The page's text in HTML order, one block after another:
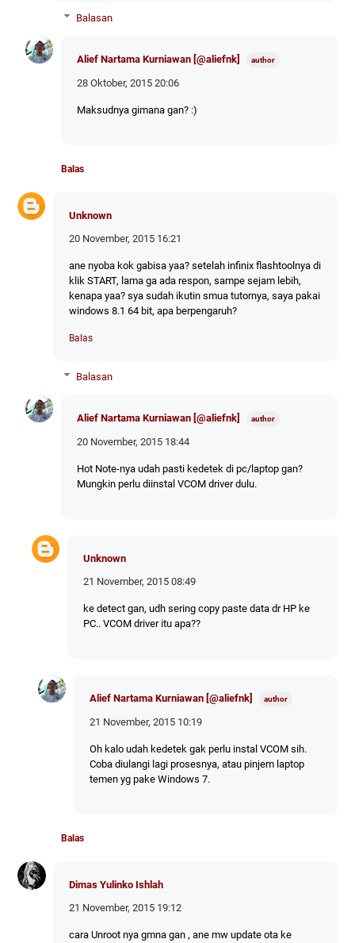
Balasan
Alief Nartama Kurniawan [@aliefnk]
28 Oktober, 2015 20:06
Maksudnya gimana gan? :)
Balas
Unknown
20 November, 2015 16:21
ane nyoba kok gabisa yaa? setelah infinix flashtoolnya di
klik START, lama ga ada respon, sampe sejam lebih,
kenapa yaa? sya sudah ikutin smua tutornya, saya pakai
windows 8.1 64 bit, apa berpengaruh?
Balas
Balasan
Alief Nartama Kurniawan [@aliefnk]
20 November, 2015 18:44
Hot Note-nya udah pasti kedetek di pc/laptop gan?
Mungkin perlu diinstal VCOM driver dulu.
Unknown
21 November, 2015 08:49
ke detect gan, udh sering copy paste data dr HP ke
PC.. VCOM driver itu apa??
Alief Nartama Kurniawan [@aliefnk]
21 November, 2015 10:19
Oh kalo udah kedetek gak perlu instal VCOM sih.
Coba diulangi lagi prosesnya, atau pinjem laptop
temen yg pake Windows 7.
Balas
Dimas Yulinko Ishlah
21 November, 2015 19:12
cara Unroot nya gmna gan , ane mw update ota ke